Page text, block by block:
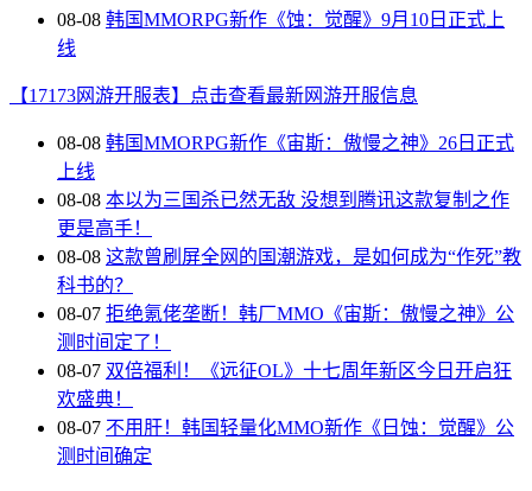
08-08 韩国MMORPG新作《蚀：觉醒》9月10日正式上
线
【17173网游开服表】点击查看最新网游开服信息
08-08 韩国MMORPG新作《宙斯：傲慢之神》26日正式
上线
08-08 本以为三国杀已然无敌 没想到腾讯这款复制之作
更是高手！
08-08 这款曾刷屏全网的国潮游戏，是如何成为“作死”教
科书的？
08-07 拒绝氪佬垄断！韩厂MMO《宙斯：傲慢之神》公
测时间定了！
08-07 双倍福利！《远征OL》十七周年新区今日开启狂
欢盛典！
08-07 不用肝！韩国轻量化MMO新作《日蚀：觉醒》公
测时间确定